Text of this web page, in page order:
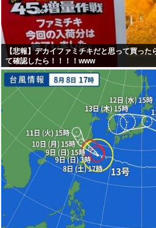
【悲報】デカイファミチキだと思って買った
て確認したら！！！！www